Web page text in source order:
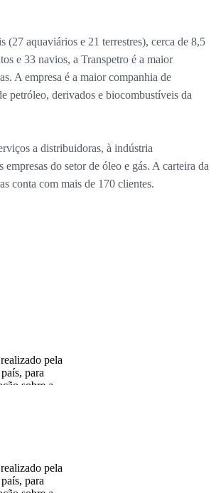
(27 aquaviários e 21 terrestres), cerca de 8,5
e 33 navios, a Transpetro é a maior
A empresa é a maior companhia de
petróleo, derivados e biocombustíveis da
a distribuidoras, à indústria
empresas do setor de óleo e gás. A carteira da
conta com mais de 170 clientes.
pela
para
sobre a
dutos
apenas
pela
para